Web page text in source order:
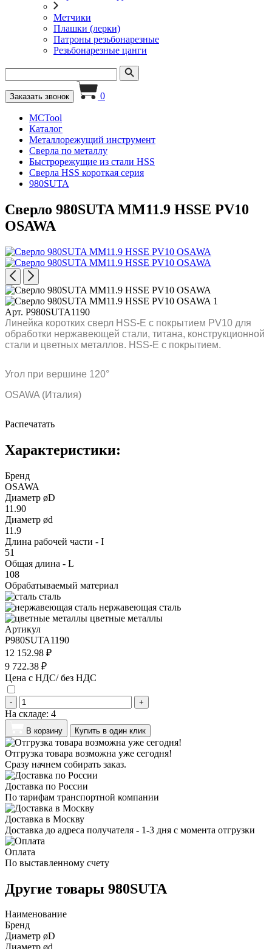
Метчики
Плашки (лерки)
Патроны резьбонарезные
Резьбонарезные цанги
Заказать звонок 0
MCTool
Каталог
Металлорежущий инструмент
Сверла по металлу
Быстрорежущие из стали HSS
Сверла HSS короткая серия
980SUTA
Сверло 980SUTA MM11.9 HSSE PV10
OSAWA
Арт. P980SUTA1190
Линейка коротких сверл HSS-E с покрытием PV10 для
обработки нержавеющей стали, титана, конструкционной
стали и цветных металлов. HSS-E с покрытием.
Угол при вершине 120°
OSAWA (Италия)
Распечатать
Характеристики:
Бренд
OSAWA
Диаметр øD
11.90
Диаметр ød
11.9
Длина рабочей части - I
51
Общая длина - L
108
Обрабатываемый материал
сталь
нержавеющая сталь
цветные металлы
Артикул
P980SUTA1190
12 152.98 ₽
9 722.38 ₽
Цена с НДС/ без НДС
- +
На складе: 4
В корзину Купить в один клик
Отгрузка товара возможна уже сегодня!
Сразу начнем собирать заказ.
Доставка по России
По тарифам транспортной компании
Доставка в Москву
Доставка до адреса получателя - 1-3 дня с момента отгрузки
Оплата
По выставленному счету
Другие товары 980SUTA
Наименование
Бренд
Диаметр øD